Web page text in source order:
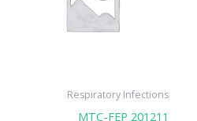
Respiratory Infections
MTC-FEP 201211